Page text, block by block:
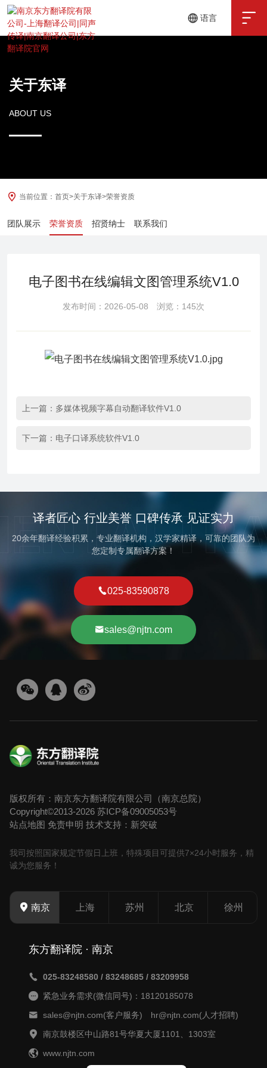
语言 
关于东译
ABOUT US
团队展示 荣誉资质 招贤纳士 联系我们
当前位置： 首页>关于东译>荣誉资质
电子图书在线编辑文图管理系统V1.0
发布时间：2026-05-08 浏览：145次
上一篇： 多媒体视频字幕自动翻译软件V1.0
下一篇： 电子口译系统软件V1.0
译者匠心 行业美誉 口碑传承 见证实力
20余年翻译经验积累，专业翻译机构，汉学家精译，可靠的团队为
您定制专属翻译方案！
025-83590878
sales@njtn.com
版权所有：南京东方翻译院有限公司（南京总院）
Copyright©2013-2026 苏ICP备09005053号
站点地图 免责申明 技术支持：新突破
我司按照国家规定节假日上班，特殊项目可提供7×24小时服务，精
诚为您服务！
南京 上海 苏州 北京 徐州
东方翻译院 · 南京
025-83248580 / 83248685 / 83209958
紧急业务需求(微信同号)：18120185078
sales@njtn.com(客户服务) hr@njtn.com(人才招聘)
南京鼓楼区中山路81号华夏大厦1101、1303室
www.njtn.com